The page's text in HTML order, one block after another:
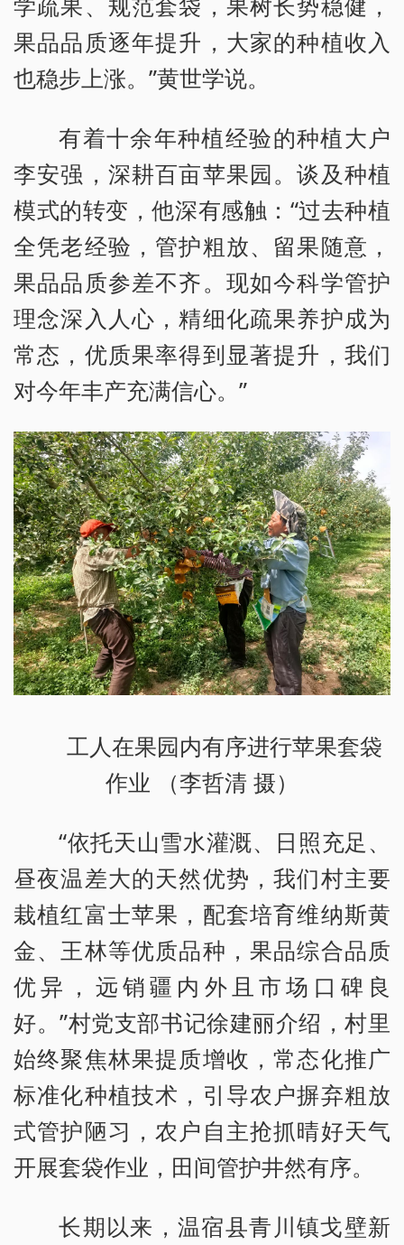
果品品质逐年提升，大家的种植收入
也稳步上涨。”黄世学说。
有着十余年种植经验的种植大户
李安强，深耕百亩苹果园。谈及种植
模式的转变，他深有感触：“过去种植
全凭老经验，管护粗放、留果随意，
果品品质参差不齐。现如今科学管护
理念深入人心，精细化疏果养护成为
常态，优质果率得到显著提升，我们
对今年丰产充满信心。”
工人在果园内有序进行苹果套袋
作业 （李哲清 摄）
“依托天山雪水灌溉、日照充足、
昼夜温差大的天然优势，我们村主要
栽植红富士苹果，配套培育维纳斯黄
金、王林等优质品种，果品综合品质
优异，远销疆内外且市场口碑良
好。”村党支部书记徐建丽介绍，村里
始终聚焦林果提质增收，常态化推广
标准化种植技术，引导农户摒弃粗放
式管护陋习，农户自主抢抓晴好天气
开展套袋作业，田间管护井然有序。
长期以来，温宿县青川镇戈壁新